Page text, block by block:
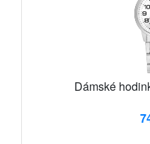
Dámské